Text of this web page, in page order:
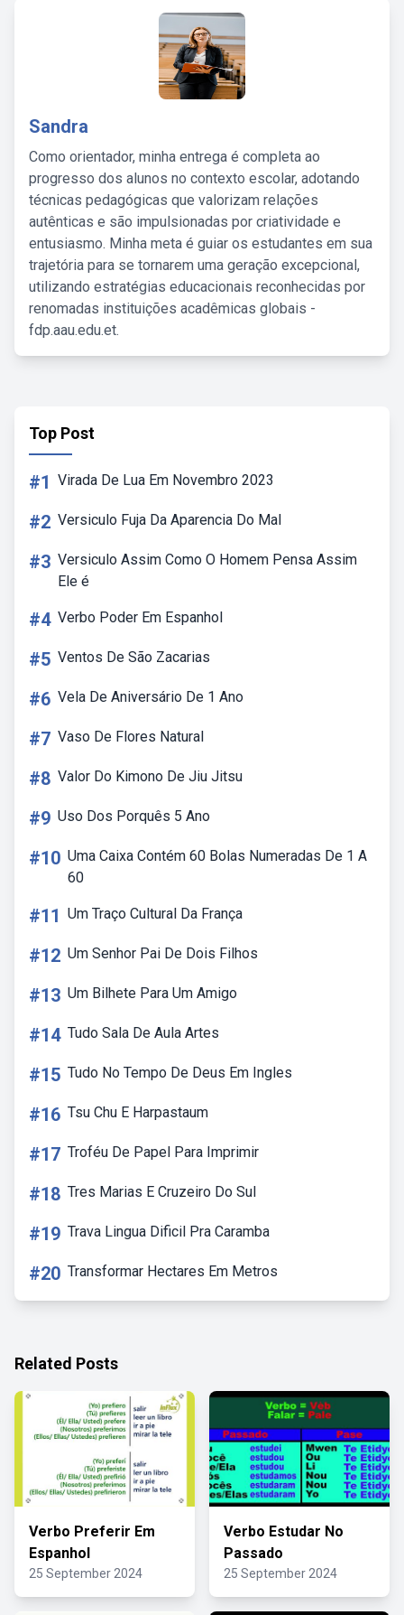
Sandra
Como orientador, minha entrega é completa ao
progresso dos alunos no contexto escolar, adotando
técnicas pedagógicas que valorizam relações
autênticas e são impulsionadas por criatividade e
entusiasmo. Minha meta é guiar os estudantes em sua
trajetória para se tornarem uma geração excepcional,
utilizando estratégias educacionais reconhecidas por
renomadas instituições acadêmicas globais -
fdp.aau.edu.et.
Top Post
#1 Virada De Lua Em Novembro 2023
#2 Versiculo Fuja Da Aparencia Do Mal
#3 Versiculo Assim Como O Homem Pensa Assim
Ele é
#4 Verbo Poder Em Espanhol
#5 Ventos De São Zacarias
#6 Vela De Aniversário De 1 Ano
#7 Vaso De Flores Natural
#8 Valor Do Kimono De Jiu Jitsu
#9 Uso Dos Porquês 5 Ano
#10 Uma Caixa Contém 60 Bolas Numeradas De 1 A
60
#11 Um Traço Cultural Da França
#12 Um Senhor Pai De Dois Filhos
#13 Um Bilhete Para Um Amigo
#14 Tudo Sala De Aula Artes
#15 Tudo No Tempo De Deus Em Ingles
#16 Tsu Chu E Harpastaum
#17 Troféu De Papel Para Imprimir
#18 Tres Marias E Cruzeiro Do Sul
#19 Trava Lingua Dificil Pra Caramba
#20 Transformar Hectares Em Metros
Related Posts
Verbo Preferir Em
Espanhol
25 September 2024
Verbo Estudar No
Passado
25 September 2024